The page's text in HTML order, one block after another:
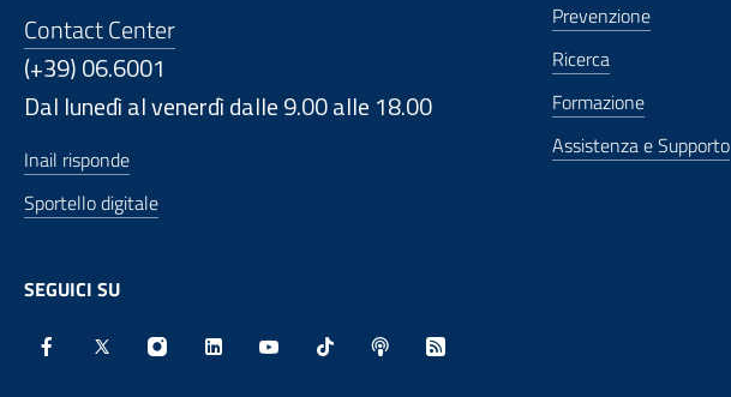
Contact Center
(+39) 06.6001
Dal lunedì al venerdì dalle 9.00 alle 18.00
Inail risponde
Sportello digitale
SEGUICI SU
Prevenzione
Ricerca
Formazione
Assistenza e Supporto